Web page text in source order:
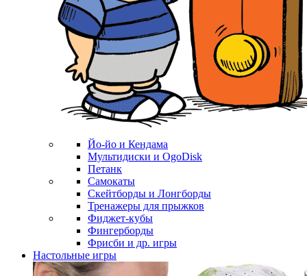
Йо-йо и Кендама
Мультидиски и OgoDisk
Петанк
Самокаты
Скейтборды и Лонгборды
Тренажеры для прыжков
Фиджет-кубы
Фингерборды
Фрисби и др. игры
Настольные игры